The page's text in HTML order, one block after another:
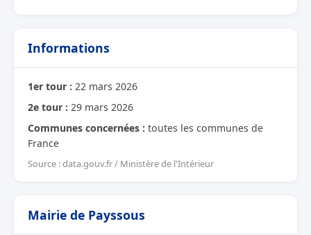
Informations
1er tour : 22 mars 2026
2e tour : 29 mars 2026
Communes concernées : toutes les communes de
France
Source : data.gouv.fr / Ministère de l'Intérieur
Mairie de Payssous